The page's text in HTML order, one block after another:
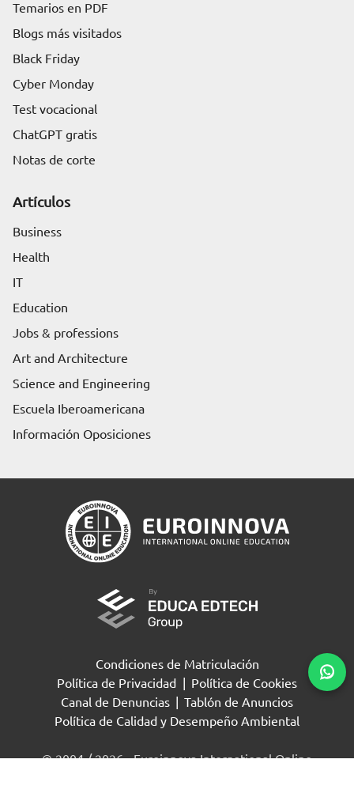
Temarios en PDF
Blogs más visitados
Black Friday
Cyber Monday
Test vocacional
ChatGPT gratis
Notas de corte
Artículos
Business
Health
IT
Education
Jobs & professions
Art and Architecture
Science and Engineering
Escuela Iberoamericana
Información Oposiciones
Condiciones de Matriculación
Política de Privacidad
Política de Cookies
Canal de Denuncias
Tablón de Anuncios
Política de Calidad y Desempeño Ambiental
© 2004 / 2026 - Euroinnova International Online
Solicita información